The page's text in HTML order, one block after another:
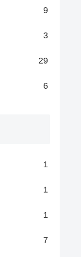
9
3
29
6
1
1
1
7